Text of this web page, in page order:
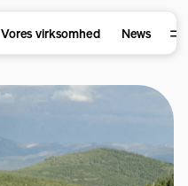
Vores virksomhed News